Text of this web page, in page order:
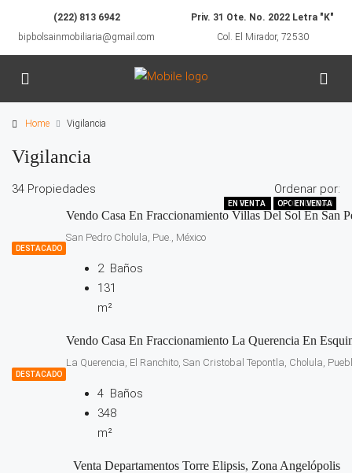
(222) 813 6942
bipbolsainmobiliaria@gmail.com
Priv. 31 Ote. No. 2022 Letra "K"
Col. El Mirador, 72530
Home Vigilancia
Vigilancia
34 Propiedades Ordenar por:
DESTACADO
EN VENTA
Vendo Casa En Fraccionamiento Villas Del Sol En San
San Pedro Cholula, Pue., México
2 Baños
131
m²
DESTACADO
EN VENTA
Vendo Casa En Fraccionamiento La Querencia En
La Querencia, El Ranchito, San Cristobal Tepontla, Cholula,
4 Baños
348
m²
EN VENTA OPORTUNIDAD
Venta Departamentos Torre Elipsis, Zona Angelópolis
EN VENTA OPORTUNIDAD
EN VENTA OPORTUNIDAD
EN VENTA OPORTUNIDAD
EN RENTA OPORTUNIDAD
EN VENTA
EN VENTA OPORTUNIDAD
EN VENTA